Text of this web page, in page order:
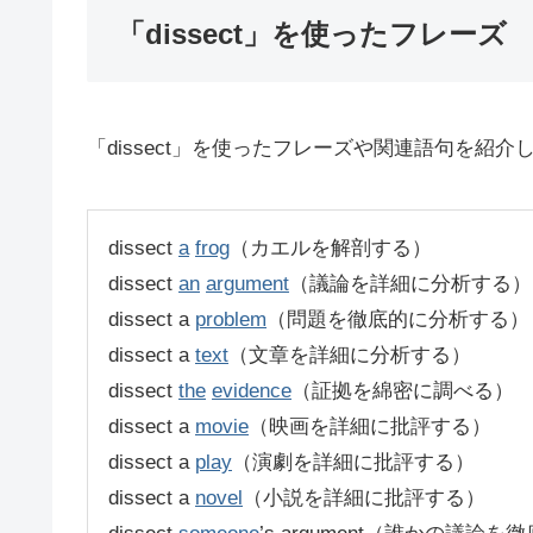
「dissect」を使ったフレーズ
「dissect」を使ったフレーズや関連語句を紹介
dissect a frog （カエルを解剖する）
dissect an argument （議論を詳細に分析する）
dissect a problem （問題を徹底的に分析する）
dissect a text （文章を詳細に分析する）
dissect the evidence （証拠を綿密に調べる）
dissect a movie （映画を詳細に批評する）
dissect a play （演劇を詳細に批評する）
dissect a novel （小説を詳細に批評する）